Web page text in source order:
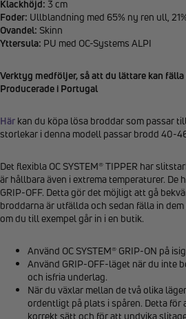
Klackhöjd: 3 cm
Foder: Ullblandning med 65% ny ren ull,
Ovandel: Skinn
Yttersula: PU med OC-Systems ALPI
Verktyg medföljer, så att du lättare kan
Producerade i Portugal
Här kan du köpa lösa broddar som passar
storlekar i denna modell passar brodd 40-
Det flexibla OC SYSTEM® TIPPER har
är hållbara även i extrema temperaturer. De
GRIP-OFF. Detta gör det möjligt att gå
broddarna är utfällda och sedan fälla in
om du till exempel går in i en butik.
Använd OC SYSTEM® GRIP-ON på
Använd GRIP-OFF-läget när du inte
och isfria underlag.
När du växlar mellan de två olika
ordentligt på plats i spåren. Detta för
korrekt sätt och för att undvika